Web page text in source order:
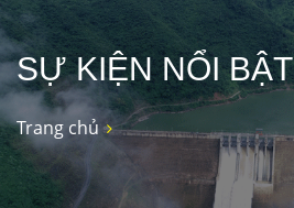
SỰ KIỆN NỔI BẬT
Trang chủ